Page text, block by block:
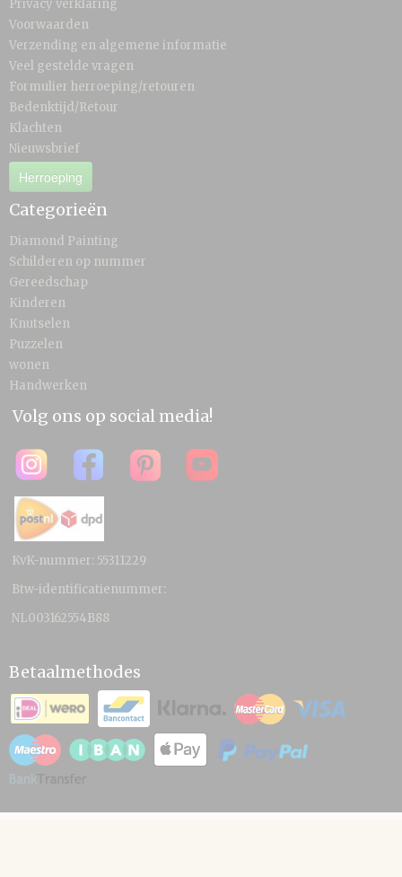
Privacy verklaring
Voorwaarden
Verzending en algemene informatie
Veel gestelde vragen
Formulier herroeping/retouren
Bedenktijd/Retour
Klachten
Nieuwsbrief
Herroeping
Categorieën
Diamond Painting
Schilderen op nummer
Gereedschap
Kinderen
Knutselen
Puzzelen
wonen
Handwerken
Volg ons op social media!
KvK-nummer: 55311229
Btw-identificatienummer:
NL003162554B88
Betaalmethodes